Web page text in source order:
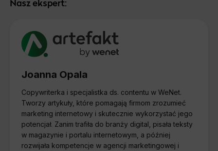
Joanna Opala
Copywriterka i specjalistka ds. contentu w WeNet.
Tworzy artykuły, które pomagają firmom zrozumieć
marketing internetowy i skutecznie wykorzystać jego
potencjał. Zanim trafiła do branży digital, pisała teksty
w magazynie i portalu internetowym, a później
rozwijała kompetencje w agencji marketingowej i